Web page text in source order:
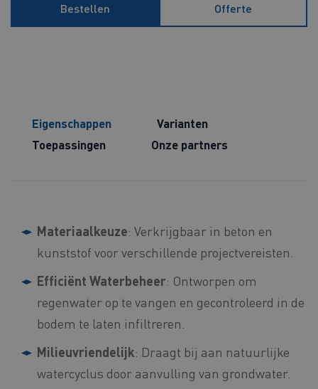
Bestellen Offerte
Eigenschappen
Varianten
Toepassingen
Onze partners
Materiaalkeuze: Verkrijgbaar in beton en
kunststof voor verschillende projectvereisten.
Efficiënt Waterbeheer: Ontworpen om
regenwater op te vangen en gecontroleerd in de
bodem te laten infiltreren.
Milieuvriendelijk: Draagt bij aan natuurlijke
watercyclus door aanvulling van grondwater.